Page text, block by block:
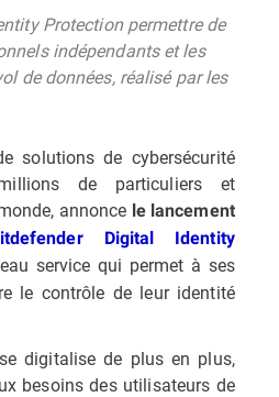
Protection permettre de
indépendants et les
de données, réalisé par les
solutions de cybersécurité
de particuliers et
annonce le lancement
Digital Identity
service qui permet à ses
le contrôle de leur identité
digitalise de plus en plus,
besoins des utilisateurs de